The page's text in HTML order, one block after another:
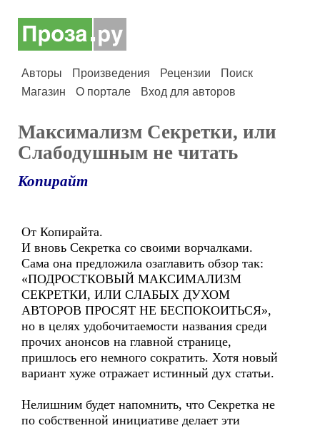
Авторы Произведения Рецензии
Поиск
Магазин
О портале Вход для авторов
Максимализм Секретки, или
Слабодушным не читать
Копирайт
От Копирайта.
И вновь Секретка со своими ворчалками.
Сама она предложила озаглавить обзор так:
«ПОДРОСТКОВЫЙ МАКСИМАЛИЗМ
СЕКРЕТКИ, ИЛИ СЛАБЫХ ДУХОМ
АВТОРОВ ПРОСЯТ НЕ БЕСПОКОИТЬСЯ»,
но в целях удобочитаемости названия среди
прочих анонсов на главной странице,
пришлось его немного сократить. Хотя новый
вариант хуже отражает истинный дух статьи.
Нелишним будет напомнить, что Секретка не
по собственной инициативе делает эти